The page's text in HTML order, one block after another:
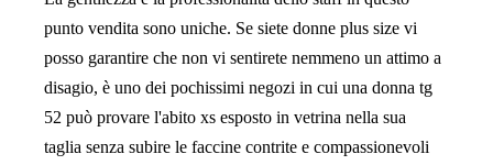
punto vendita sono uniche. Se siete donne plus size vi
posso garantire che non vi sentirete nemmeno un attimo a
disagio, è uno dei pochissimi negozi in cui una donna tg
52 può provare l'abito xs esposto in vetrina nella sua
taglia senza subire le faccine contrite e compassionevoli